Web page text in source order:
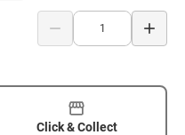
remove add
Click & Collect